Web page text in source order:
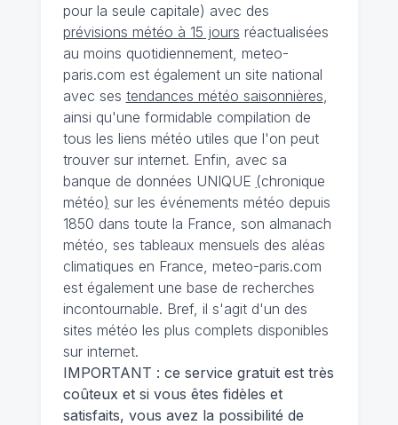
pour la seule capitale) avec des
prévisions météo à 15 jours réactualisées
au moins quotidiennement, meteo-
paris.com est également un site national
avec ses tendances météo saisonnières
ainsi qu'une formidable compilation de
tous les liens météo utiles que l'on peut
trouver sur internet. Enfin, avec sa
banque de données UNIQUE (chronique
météo) sur les événements météo depuis
1850 dans toute la France, son almanach
météo, ses tableaux mensuels des aléas
climatiques en France, meteo-paris.com
est également une base de recherches
incontournable. Bref, il s'agit d'un des
sites météo les plus complets disponibles
sur internet.
IMPORTANT : ce service gratuit est très
coûteux et si vous êtes fidèles et
satisfaits, vous avez la possibilité de